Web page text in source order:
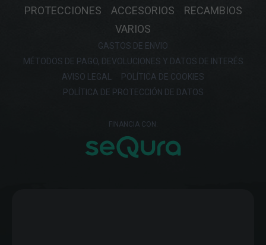
PROTECCIONES
ACCESORIOS
RECAMBIOS
VARIOS
GASTOS DE ENVIO
MÉTODOS DE PAGO, DEVOLUCIONES Y DATOS DE INTERÉS
AVISO LEGAL
POLÍTICA DE COOKIES
POLÍTICA DE PROTECCIÓN DE DATOS
FINANCIA CON: